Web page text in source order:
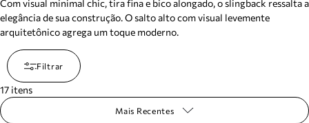
Mule
Rasteira
Tire dúvidas sobre pedidos, devoluções e mais.
Meus pedidos
Acompanhe seus pedidos e solicite devoluções.
Com visual minimal chic, tira fina e bico alongado, o slingback ressalta a
elegância de sua construção. O salto alto com visual levemente
arquitetônico agrega um toque moderno.
Filtrar
17 itens
Mais Recentes